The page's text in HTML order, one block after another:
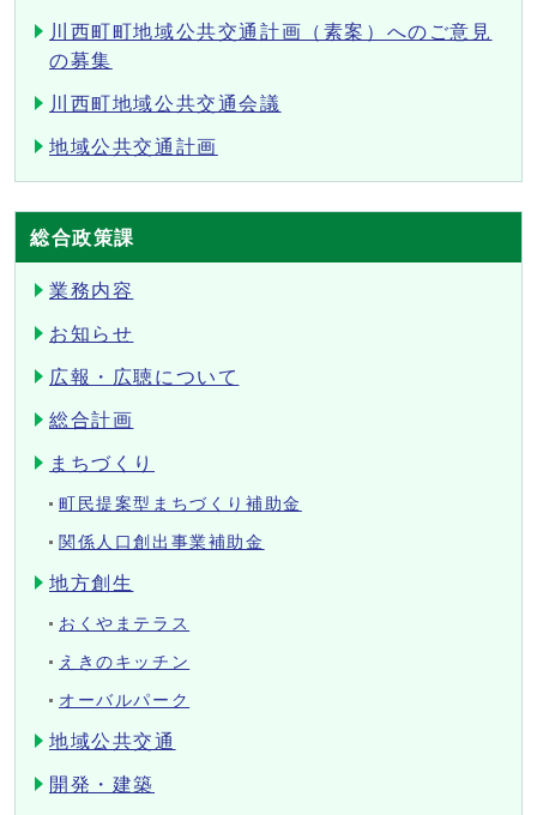
川西町町地域公共交通計画（素案）へのご意見
の募集
川西町地域公共交通会議
地域公共交通計画
総合政策課
業務内容
お知らせ
広報・広聴について
総合計画
まちづくり
町民提案型まちづくり補助金
関係人口創出事業補助金
地方創生
おくやまテラス
えきのキッチン
オーバルパーク
地域公共交通
開発・建築